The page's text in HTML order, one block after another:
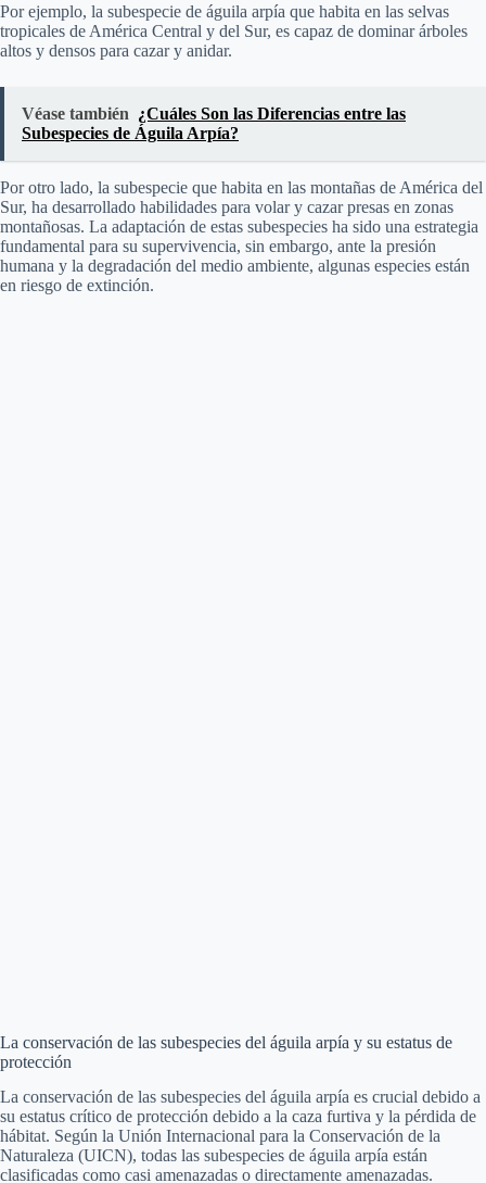
Por ejemplo, la subespecie de águila arpía que habita en las selvas
tropicales de América Central y del Sur, es capaz de dominar árboles
altos y densos para cazar y anidar.
Véase también ¿Cuáles Son las Diferencias entre las
Subespecies de Águila Arpía?
Por otro lado, la subespecie que habita en las montañas de América del
Sur, ha desarrollado habilidades para volar y cazar presas en zonas
montañosas. La adaptación de estas subespecies ha sido una estrategia
fundamental para su supervivencia, sin embargo, ante la presión
humana y la degradación del medio ambiente, algunas especies están
en riesgo de extinción.
La conservación de las subespecies del águila arpía y su estatus de
protección
La conservación de las subespecies del águila arpía es crucial debido a
su estatus crítico de protección debido a la caza furtiva y la pérdida de
hábitat. Según la Unión Internacional para la Conservación de la
Naturaleza (UICN), todas las subespecies de águila arpía están
clasificadas como casi amenazadas o directamente amenazadas.